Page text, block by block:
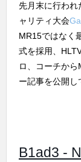
先月末に行われ
ャリティ大会
MR15ではなく
式を採用、
ロ、コーチか
ー記事を公開し
B1ad3 -